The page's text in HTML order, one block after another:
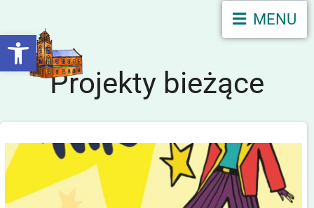
Otwórz pasek narzędzi
MENU
Projekty bieżące